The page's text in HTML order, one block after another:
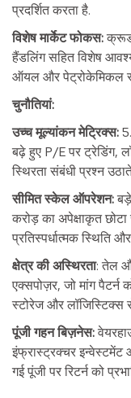
प्रदर्शित करता है.
विशेष मार्केट फोकस: क्रूड
हैंडलिंग सहित विशेष
ऑयल और पेट्रोकेमिकल
चुनौतियां:
उच्च मूल्यांकन मेट्रिक्स:
बढ़े हुए P/E पर ट्रेडिंग,
स्थिरता संबंधी प्रश्न
सीमित स्केल ऑपरेशन:
करोड़ का अपेक्षाकृत
प्रतिस्पर्धात्मक स्थिति
क्षेत्र की अस्थिरता: तेल
एक्सपोज़र, जो मांग पैटर्न
स्टोरेज और लॉजिस्टिक्स
पूंजी गहन बिज़नेस:
इंफ्रास्ट्रक्चर
गई पूंजी पर रिटर्न को